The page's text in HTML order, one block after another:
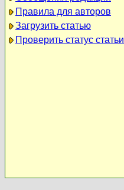
Правила для авторов
Загрузить статью
Проверить статус статьи